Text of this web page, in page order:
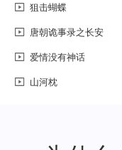
狙击蝴蝶
唐朝诡事录之长安
爱情没有神话
山河枕